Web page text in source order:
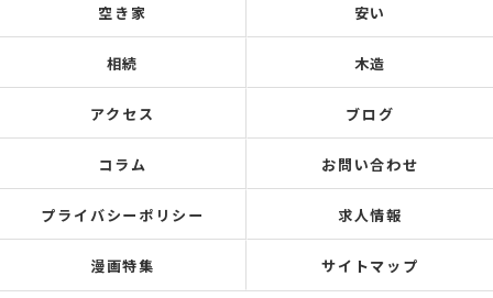
空き家 安い
相続 木造
アクセス ブログ
コラム お問い合わせ
プライバシーポリシー 求人情報
漫画特集 サイトマップ